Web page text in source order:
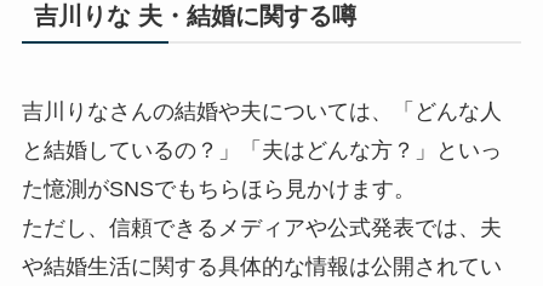
吉川りな 夫・結婚に関する噂
吉川りなさんの結婚や夫については、「どんな人
と結婚しているの？」「夫はどんな方？」といっ
た憶測がSNSでもちらほら見かけます。
ただし、信頼できるメディアや公式発表では、夫
や結婚生活に関する具体的な情報は公開されてい